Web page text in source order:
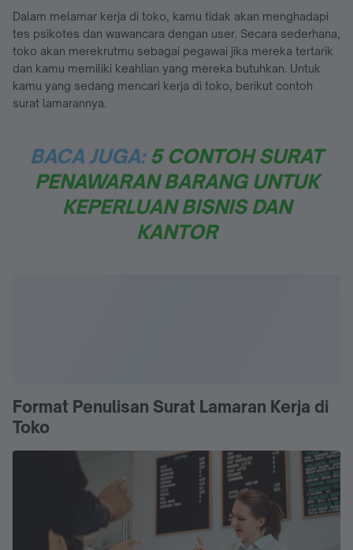
Dalam melamar kerja di toko, kamu tidak akan menghadapi
tes psikotes dan wawancara dengan user. Secara sederhana,
toko akan merekrutmu sebagai pegawai jika mereka tertarik
dan kamu memiliki keahlian yang mereka butuhkan. Untuk
kamu yang sedang mencari kerja di toko, berikut contoh
surat lamarannya.
BACA JUGA: 5 CONTOH SURAT
PENAWARAN BARANG UNTUK
KEPERLUAN BISNIS DAN
KANTOR
Format Penulisan Surat Lamaran Kerja di
Toko